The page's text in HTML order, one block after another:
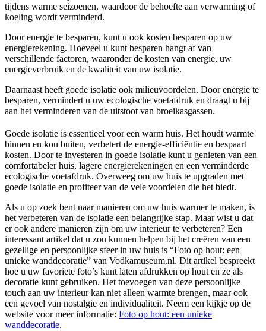
tijdens warme seizoenen, waardoor de behoefte aan verwarming of
koeling wordt verminderd.
Door energie te besparen, kunt u ook kosten besparen op uw
energierekening. Hoeveel u kunt besparen hangt af van
verschillende factoren, waaronder de kosten van energie, uw
energieverbruik en de kwaliteit van uw isolatie.
Daarnaast heeft goede isolatie ook milieuvoordelen. Door energie te
besparen, vermindert u uw ecologische voetafdruk en draagt u bij
aan het verminderen van de uitstoot van broeikasgassen.
Goede isolatie is essentieel voor een warm huis. Het houdt warmte
binnen en kou buiten, verbetert de energie-efficiëntie en bespaart
kosten. Door te investeren in goede isolatie kunt u genieten van een
comfortabeler huis, lagere energierekeningen en een verminderde
ecologische voetafdruk. Overweeg om uw huis te upgraden met
goede isolatie en profiteer van de vele voordelen die het biedt.
Als u op zoek bent naar manieren om uw huis warmer te maken, is
het verbeteren van de isolatie een belangrijke stap. Maar wist u dat
er ook andere manieren zijn om uw interieur te verbeteren? Een
interessant artikel dat u zou kunnen helpen bij het creëren van een
gezellige en persoonlijke sfeer in uw huis is “Foto op hout: een
unieke wanddecoratie” van Vodkamuseum.nl. Dit artikel bespreekt
hoe u uw favoriete foto’s kunt laten afdrukken op hout en ze als
decoratie kunt gebruiken. Het toevoegen van deze persoonlijke
touch aan uw interieur kan niet alleen warmte brengen, maar ook
een gevoel van nostalgie en individualiteit. Neem een kijkje op de
website voor meer informatie: Foto op hout: een unieke
wanddecoratie.